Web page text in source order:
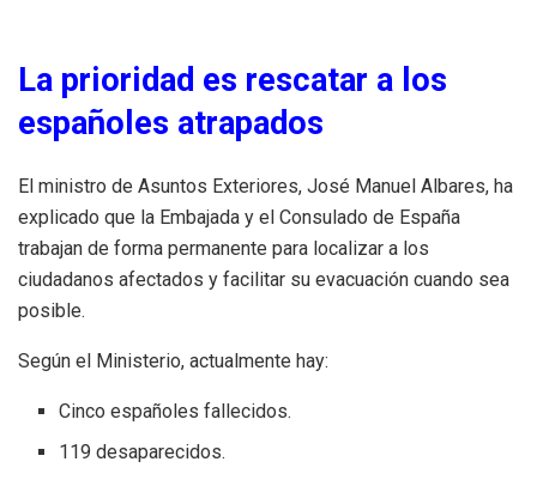
La prioridad es rescatar a los
españoles atrapados
El ministro de Asuntos Exteriores, José Manuel Albares, ha
explicado que la Embajada y el Consulado de España
trabajan de forma permanente para localizar a los
ciudadanos afectados y facilitar su evacuación cuando sea
posible.
Según el Ministerio, actualmente hay:
Cinco españoles fallecidos.
119 desaparecidos.